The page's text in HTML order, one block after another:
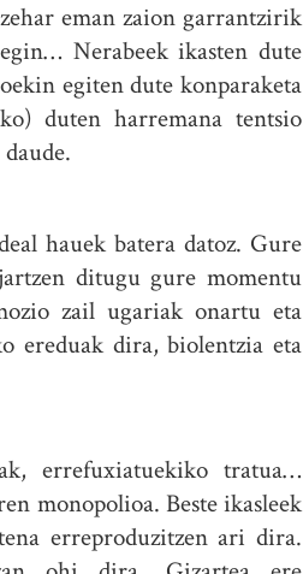
eman zaion garrantzirik
Nerabeek ikasten dute
egiten dute konparaketa
duten harremana tentsio
hauek batera datoz. Gure
ditugu gure momentu
zail ugariak onartu eta
ereduak dira, biolentzia eta
errefuxiatuekiko tratua…
monopolioa. Beste ikasleek
erreproduzitzen ari dira.